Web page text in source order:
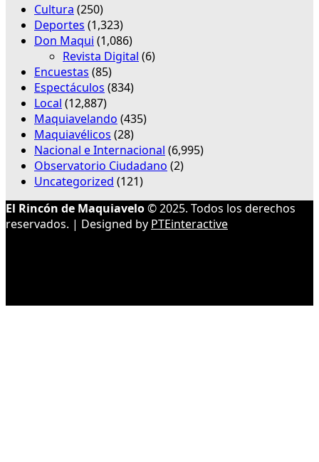
Cultura (250)
Deportes (1,323)
Don Maqui (1,086)
Revista Digital (6)
Encuestas (85)
Espectáculos (834)
Local (12,887)
Maquiavelando (435)
Maquiavélicos (28)
Nacional e Internacional (6,995)
Observatorio Ciudadano (2)
Uncategorized (121)
El Rincón de Maquiavelo© 2025. Todos los derechos
reservados. | Designed by PTEinteractive